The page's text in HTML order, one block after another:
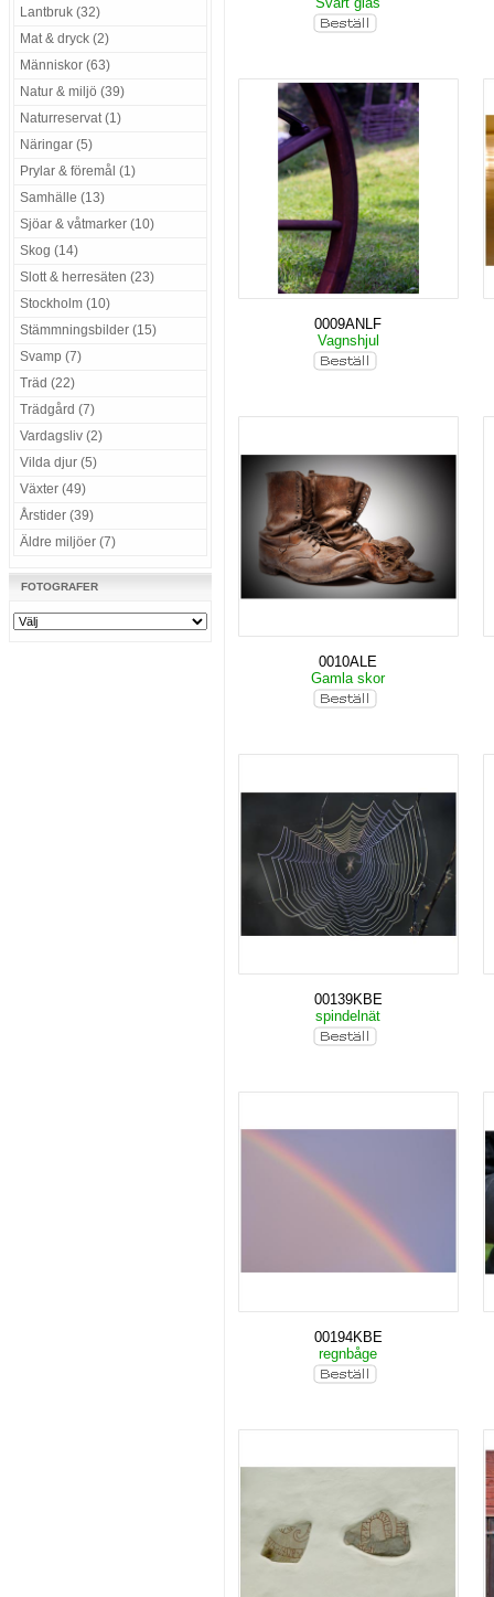
Lantbruk (32)
Mat & dryck (2)
Människor (63)
Natur & miljö (39)
Naturreservat (1)
Näringar (5)
Prylar & föremål (1)
Samhälle (13)
Sjöar & våtmarker (10)
Skog (14)
Slott & herresäten (23)
Stockholm (10)
Stämmningsbilder (15)
Svamp (7)
Träd (22)
Trädgård (7)
Vardagsliv (2)
Vilda djur (5)
Växter (49)
Årstider (39)
Äldre miljöer (7)
FOTOGRAFER
0009ANLF
Vagnshjul
0010ALE
Gamla skor
00139KBE
spindelnät
00194KBE
regnbåge